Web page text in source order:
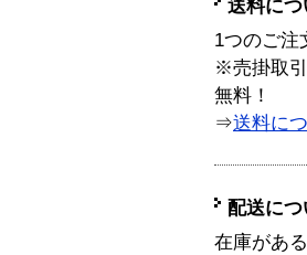
送料につ
1つのご注
※売掛取
無料！
⇒送料に
配送につ
在庫があ